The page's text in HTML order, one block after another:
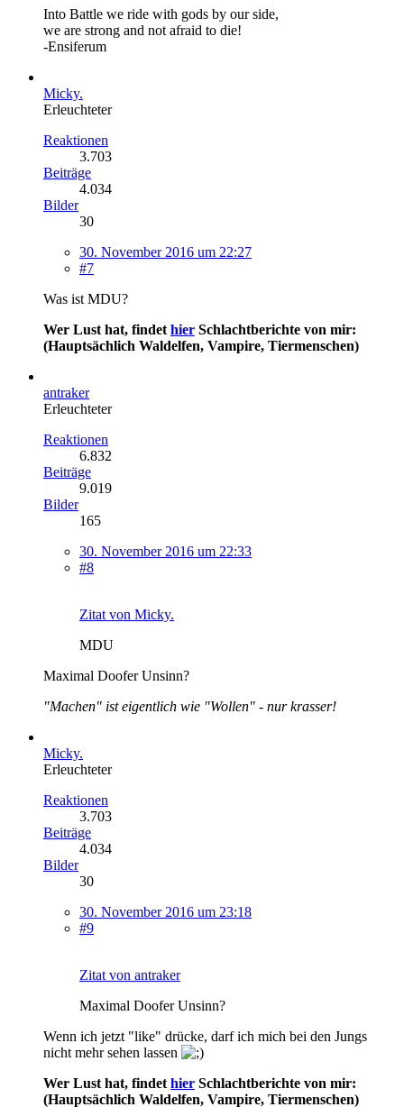
Into Battle we ride with gods by our side,
we are strong and not afraid to die!
-Ensiferum
Micky.
Erleuchteter
Reaktionen
3.703
Beiträge
4.034
Bilder
30
30. November 2016 um 22:27
#7
Was ist MDU?
Wer Lust hat, findet hier Schlachtberichte von mir:
(Hauptsächlich Waldelfen, Vampire, Tiermenschen)
antraker
Erleuchteter
Reaktionen
6.832
Beiträge
9.019
Bilder
165
30. November 2016 um 22:33
#8
Zitat von Micky.
MDU
Maximal Doofer Unsinn?
"Machen" ist eigentlich wie "Wollen" - nur krasser!
Micky.
Erleuchteter
Reaktionen
3.703
Beiträge
4.034
Bilder
30
30. November 2016 um 23:18
#9
Zitat von antraker
Maximal Doofer Unsinn?
Wenn ich jetzt "like" drücke, darf ich mich bei den Jungs
nicht mehr sehen lassen
Wer Lust hat, findet hier Schlachtberichte von mir:
(Hauptsächlich Waldelfen, Vampire, Tiermenschen)